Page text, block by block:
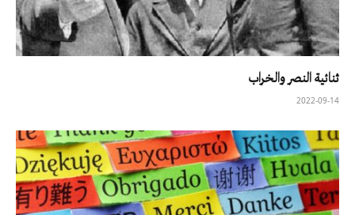
ثنائية النصر والخراب
2022-09-14